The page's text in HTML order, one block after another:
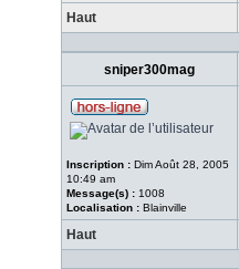
Haut
sniper300mag
Inscription : Dim Août 28, 2005
10:49 am
Message(s) : 1008
Localisation : Blainville
Haut